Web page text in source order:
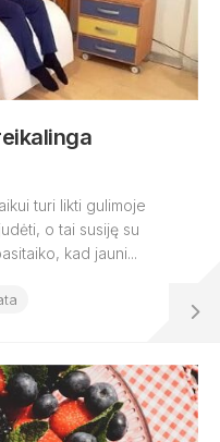
turi likti gulimoje
o tai susiję su
kad jauni...